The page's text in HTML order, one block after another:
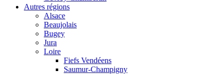
Autres régions
Alsace
Beaujolais
Bugey
Jura
Loire
Fiefs Vendéens
Saumur-Champigny